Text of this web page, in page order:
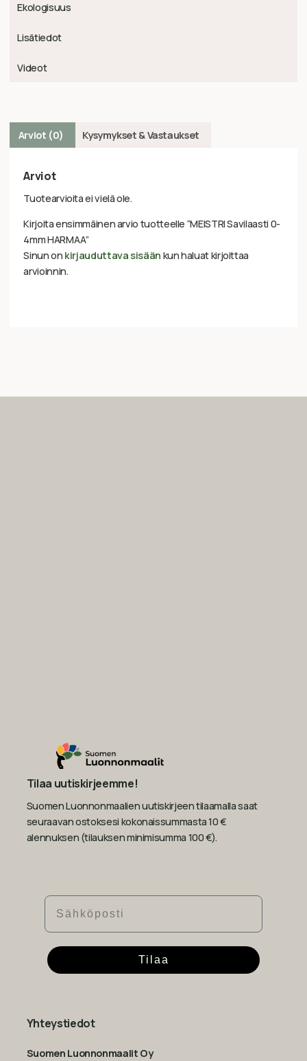
Ekologisuus
Lisätiedot
Videot
Arviot (0) Kysymykset & Vastaukset
Arviot
Tuotearvioita ei vielä ole.
Kirjoita ensimmäinen arvio tuotteelle “MEISTRI Savilaasti 0-
4mm HARMAA”
Sinun on kirjauduttava sisään kun haluat kirjoittaa
arvioinnin.
Tilaa uutiskirjeemme!
Suomen Luonnonmaalien uutiskirjeen tilaamalla saat
seuraavan ostoksesi kokonaissummasta 10 €
alennuksen (tilauksen minimisumma 100 €).
Sähköposti
Tilaa
Yhteystiedot
Suomen Luonnonmaalit Oy